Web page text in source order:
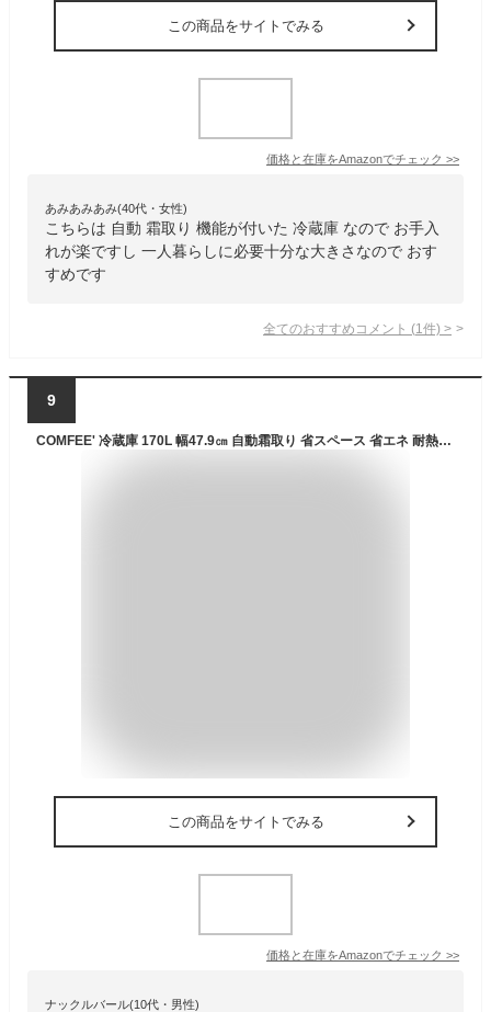
この商品をサイトでみる
価格と在庫をAmazonでチェック >>
あみあみあみ(40代・女性)
こちらは 自動 霜取り 機能が付いた 冷蔵庫 なので お手入
れが楽ですし 一人暮らしに必要十分な大きさなので おす
すめです
全てのおすすめコメント (1 件) >
9
COMFEE' 冷蔵庫 170L 幅47.9㎝ 自動霜取り 省スペース 省エネ 耐熱天板 大容量 2ドア 右開き 一人暮らし ふたり暮らし用 スリム RCB170DS1JP(E) 2025年モデル グレー
この商品をサイトでみる
価格と在庫をAmazonでチェック >>
ナックルバール(10代・男性)